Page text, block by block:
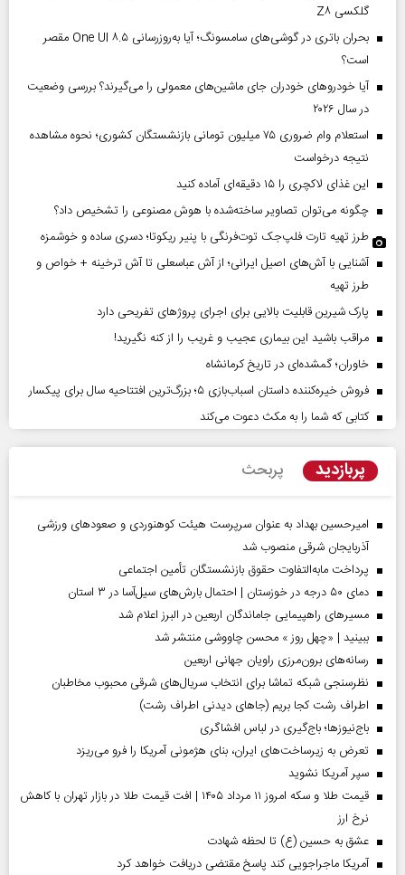
گلکسی Z۸
بحران باتری در گوشی‌های سامسونگ؛ آیا به‌روزرسانی One UI ۸.۵ مقصر
است؟
آیا خودروهای خودران جای ماشین‌های معمولی را می‌گیرند؟ بررسی وضعیت
در سال ۲۰۲۶
استعلام وام ضروری ۷۵ میلیون تومانی بازنشستگان کشوری؛ نحوه مشاهده
نتیجه درخواست
این غذای لاکچری را ۱۵ دقیقه‌ای آماده کنید
چگونه می‌توان تصاویر ساخته‌شده با هوش مصنوعی را تشخیص داد؟
طرز تهیه تارت فلپ‌جک توت‌فرنگی با پنیر ریکوتا؛ دسری ساده و خوشمزه
آشنایی با آش‌های اصیل ایرانی؛ از آش عباسعلی تا آش ترخینه + خواص و
طرز تهیه
پارک شیرین قابلیت‌ بالایی برای اجرای پروژهای تفریحی دارد
مراقب باشید این بیماری عجیب و غریب را از کنه نگیرید!
خاوران؛ گمشده‌ای در تاریخ کرمانشاه
فروش خیره‌کننده داستان اسباب‌بازی ۵؛ بزرگ‌ترین افتتاحیه سال برای پیکسار
کتابی که شما را به مکث دعوت می‌کند
پربازدید پربحث
امیرحسین بهداد به عنوان سرپرست هیئت کوهنوردی و صعودهای ورزشی
آذربایجان شرقی منصوب شد
پرداخت مابه‌التفاوت حقوق بازنشستگان تأمین اجتماعی
دمای ۵۰ درجه در خوزستان | احتمال بارش‌های سیل‌آسا در ۳ استان
مسیر‌های راهپیمایی جاماندگان اربعین در البرز اعلام شد
ببینید | «چهل روز » محسن چاووشی منتشر شد
رسانه‌های برون‌مرزی راویان جهانی اربعین
نظرسنجی شبکه تماشا برای انتخاب سریال‌های شرقی محبوب مخاطبان
اطراف رشت کجا بریم (جاهای دیدنی اطراف رشت)
باج‌نیوزها؛ باج‌گیری در لباس افشاگری
تعرض به زیرساخت‌های ایران، بنای هژمونی آمریکا را فرو می‌ریزد
سپر آمریکا نشوید
قیمت طلا و سکه امروز ۱۱ مرداد ۱۴۰۵ | افت قیمت طلا در بازار تهران با کاهش
نرخ ارز
عشق به حسین (ع) تا لحظه شهادت
آمریکا ماجراجویی کند پاسخ مقتضی دریافت خواهد کرد